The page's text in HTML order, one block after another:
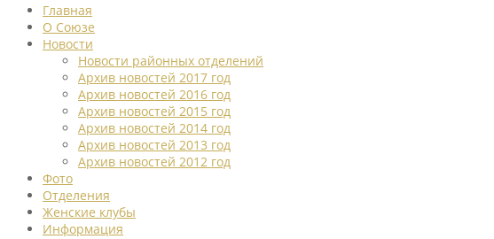
Главная
О Союзе
Новости
Новости районных отделений
Архив новостей 2017 год
Архив новостей 2016 год
Архив новостей 2015 год
Архив новостей 2014 год
Архив новостей 2013 год
Архив новостей 2012 год
Фото
Отделения
Женские клубы
Информация